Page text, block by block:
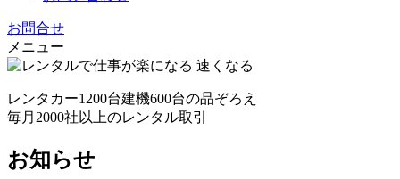
お問合せ
メニュー
レンタカー1200台建機600台の品ぞろえ
毎月2000社以上のレンタル取引
お知らせ